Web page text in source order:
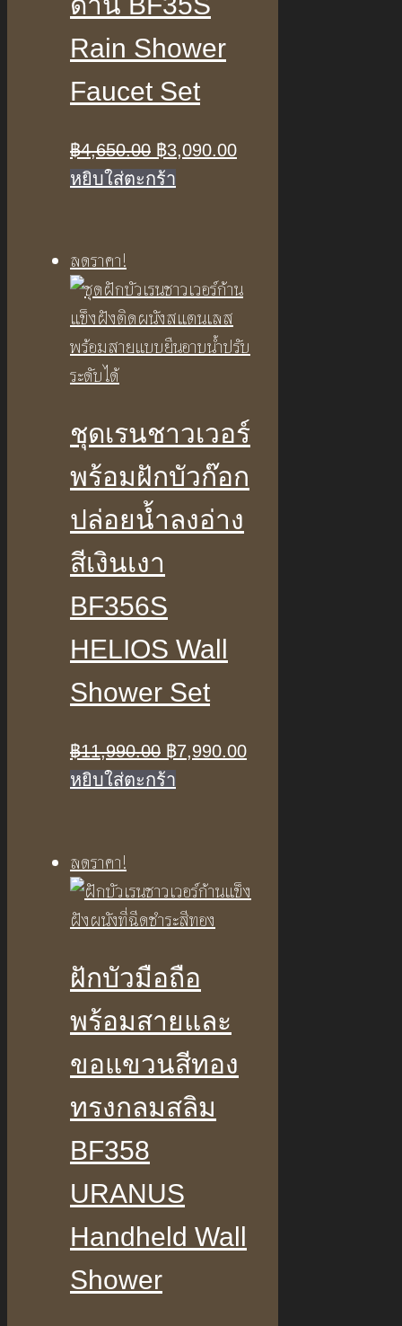
Rain Shower
Faucet Set
฿4,650.00 Original
price
฿3,090.00Current
หยิบใส่ตะกร้า
ลดราคา!
ชุดเรนชาวเวอร์
พร้อมฝักบัวก๊อก
ปล่อยน้ำลงอ่าง
สีเงินเงา
BF356S
HELIOS Wall
Shower Set
฿11,990.00 Original
price
฿7,990.00Current
หยิบใส่ตะกร้า
ลดราคา!
ฝักบัวมือถือ
พร้อมสายและ
ขอแขวนสีทอง
ทรงกลมสลิม
BF358
URANUS
Handheld Wall
Shower